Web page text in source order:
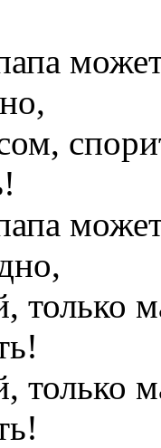
только
только